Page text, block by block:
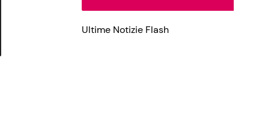
Ultime Notizie Flash